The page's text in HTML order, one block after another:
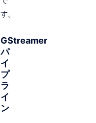
す。
GStreamer
パ
イ
プ
ラ
イ
ン